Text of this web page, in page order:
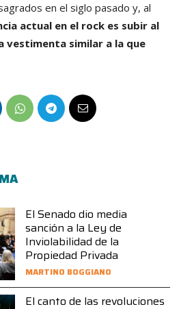
en el siglo pasado y, al
actual en el rock es subir al
vestimenta similar a la que
El Senado dio media
sanción a la Ley de
Inviolabilidad de la
Propiedad Privada
MARTINO BOGGIANO
El canto de las revoluciones